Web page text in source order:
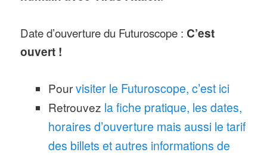
Date d’ouverture du Futuroscope : C’est
ouvert !
Pourvisiter le Futuroscope, c’est ici
Retrouvez la fiche pratique, les dates,
horaires d’ouverture mais aussi le tarif
des billets et autres informations de